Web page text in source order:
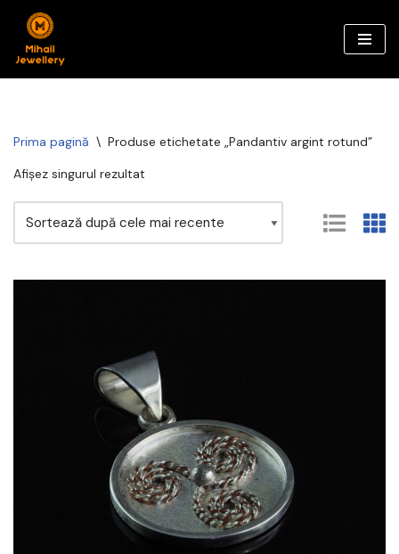
Sari
la
Prima pagină \ Produse etichetate „Pandantiv argint rotund”
Afișez singurul rezultat